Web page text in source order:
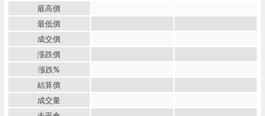
最高價
最低價
成交價
漲跌價
漲跌%
結算價
成交量